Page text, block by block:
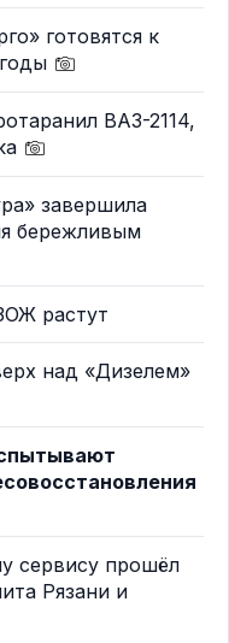
готовятся к
ВАЗ-2114,
завершила
бережливым
растут
над «Дизелем»
сервису прошёл
Рязани и